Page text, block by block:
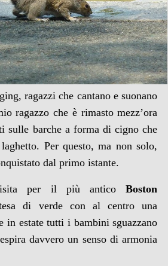
ragazzi che cantano e suonano
ragazzo che è rimasto mezz’ora
sulle barche a forma di cigno che
Per questo, ma non solo,
dal primo istante.
visita per il più anticoBoston
di verde con al centro una
in estate tutti i bambini sguazzano
davvero un senso di armonia